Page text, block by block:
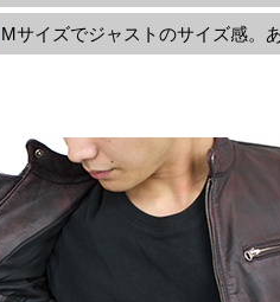
Mサイズでジャストのサイズ感。